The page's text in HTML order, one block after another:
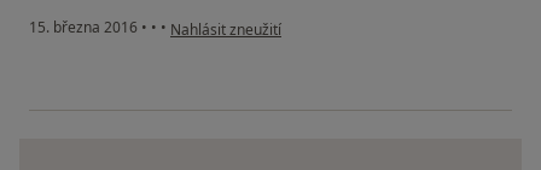
15. března 2016 • • • podle názoru uživatele Váš účet byl odstraněn
Nahlásit zneužití